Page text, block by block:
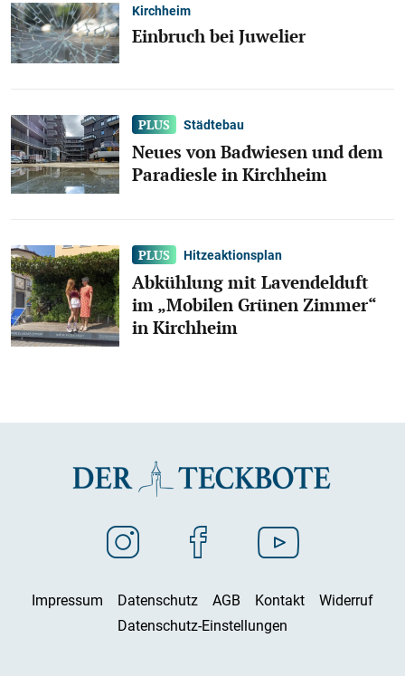
Kirchheim
Einbruch bei Juwelier
Städtebau
Neues von Badwiesen und dem
Paradiesle in Kirchheim
Hitzeaktionsplan
Abkühlung mit Lavendelduft
im „Mobilen Grünen Zimmer“
in Kirchheim
Impressum Datenschutz AGB Kontakt
Widerruf
Datenschutz-Einstellungen